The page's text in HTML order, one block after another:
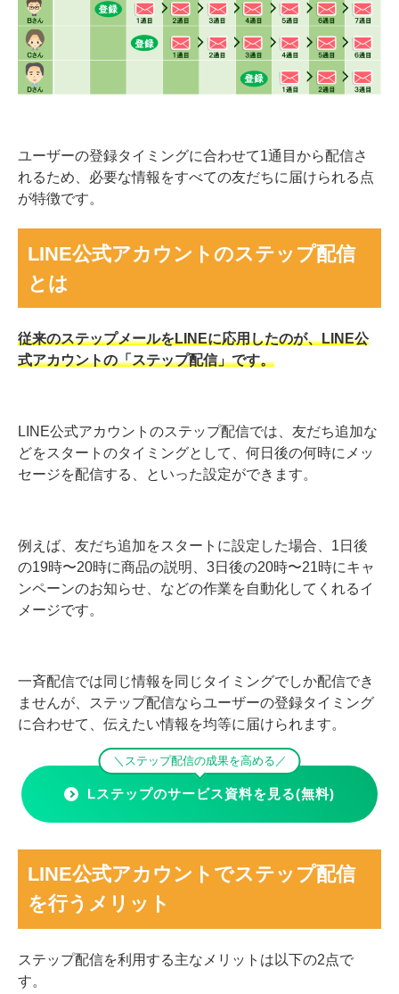
ユーザーの登録タイミングに合わせて1通目から配信さ
れるため、必要な情報をすべての友だちに届けられる点
が特徴です。
LINE公式アカウントのステップ配信
とは
従来のステップメールをLINEに応用したのが、LINE公
式アカウントの「ステップ配信」です。
LINE公式アカウントのステップ配信では、友だち追加な
どをスタートのタイミングとして、何日後の何時にメッ
セージを配信する、といった設定ができます。
例えば、友だち追加をスタートに設定した場合、1日後
の19時〜20時に商品の説明、3日後の20時〜21時にキャ
ンペーンのお知らせ、などの作業を自動化してくれるイ
メージです。
一斉配信では同じ情報を同じタイミングでしか配信でき
ませんが、ステップ配信ならユーザーの登録タイミング
に合わせて、伝えたい情報を均等に届けられます。
＼ステップ配信の成果を高める／
Lステップのサービス資料を見る(無料)
LINE公式アカウントでステップ配信
を行うメリット
ステップ配信を利用する主なメリットは以下の2点で
す。